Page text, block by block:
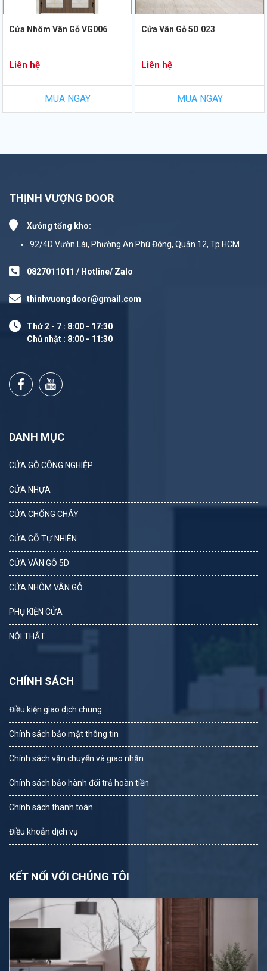
Cửa Nhôm Vân Gỗ VG006
Liên hệ
MUA NGAY
Cửa Vân Gỗ 5D 023
Liên hệ
MUA NGAY
THỊNH VƯỢNG DOOR
Xưởng tổng kho:
92/4D Vườn Lài, Phường An Phú Đông, Quận 12, Tp.HCM
0827011011 / Hotline/ Zalo
thinhvuongdoor@gmail.com
Thứ 2 - 7 : 8:00 - 17:30
Chủ nhật : 8:00 - 11:30
DANH MỤC
CỬA GỖ CÔNG NGHIỆP
CỬA NHỰA
CỬA CHỐNG CHÁY
CỬA GỖ TỰ NHIÊN
CỬA VÂN GỖ 5D
CỬA NHÔM VÂN GỖ
PHỤ KIỆN CỬA
NỘI THẤT
CHÍNH SÁCH
Điều kiện giao dịch chung
Chính sách bảo mật thông tin
Chính sách vận chuyển và giao nhận
Chính sách bảo hành đổi trả hoàn tiền
Chính sách thanh toán
Điều khoản dịch vụ
KẾT NỐI VỚI CHÚNG TÔI